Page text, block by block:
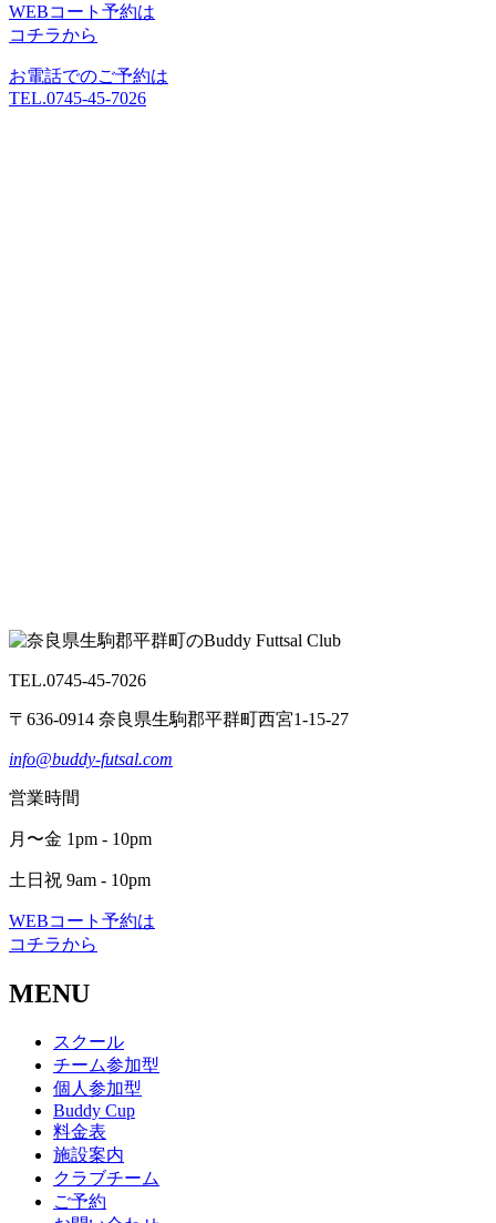
WEBコート予約は
コチラから
お電話でのご予約は
TEL.0745-45-7026
TEL.0745-45-7026
〒636-0914 奈良県生駒郡平群町西宮1-15-27
info@buddy-futsal.com
営業時間
月〜金 1pm - 10pm
土日祝 9am - 10pm
WEBコート予約は
コチラから
MENU
スクール
チーム参加型
個人参加型
Buddy Cup
料金表
施設案内
クラブチーム
ご予約